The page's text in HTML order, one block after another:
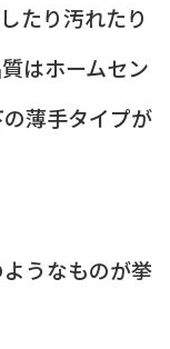
たり汚れたり
はホームセン
薄手タイプが
うなものが挙